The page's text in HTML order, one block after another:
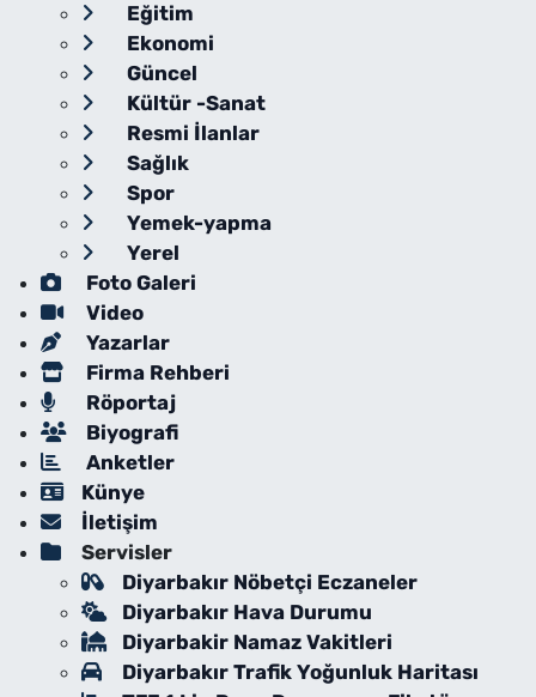
Eğitim
Ekonomi
Güncel
Kültür -Sanat
Resmi İlanlar
Sağlık
Spor
Yemek-yapma
Yerel
Foto Galeri
Video
Yazarlar
Firma Rehberi
Röportaj
Biyografi
Anketler
Künye
İletişim
Servisler
Diyarbakır Nöbetçi Eczaneler
Diyarbakır Hava Durumu
Diyarbakir Namaz Vakitleri
Diyarbakır Trafik Yoğunluk Haritası